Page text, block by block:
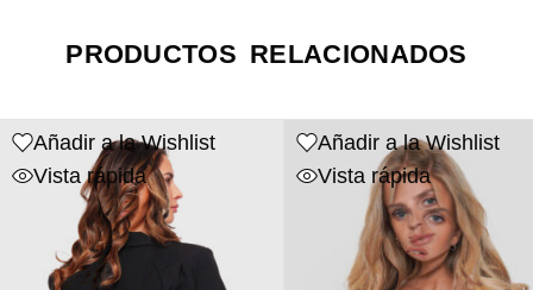
PRODUCTOS RELACIONADOS
Añadir a la Wishlist
Vista rápida
Añadir a la Wishlist
Vista rápida